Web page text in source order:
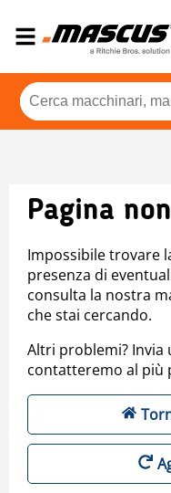
Pagina
Impossibile trovare
presenza di
consulta la nostra
che stai cercando.
Altri problemi? Invia
contatteremo al più